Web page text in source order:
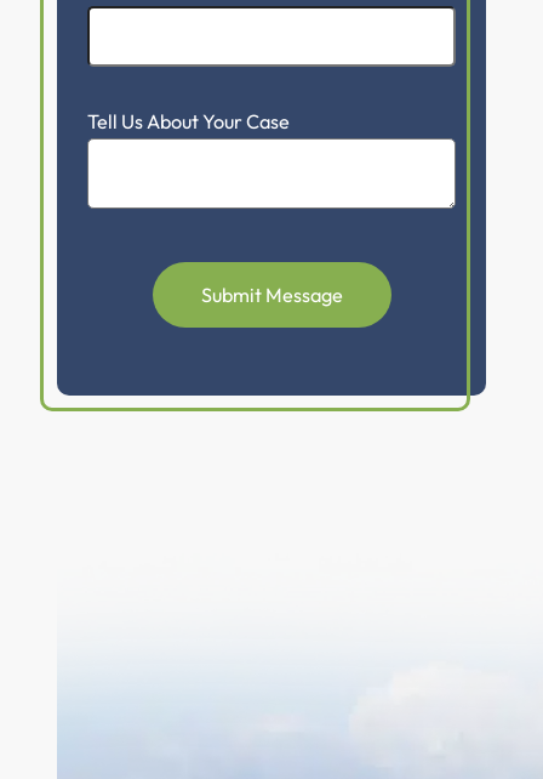
Tell Us About Your Case